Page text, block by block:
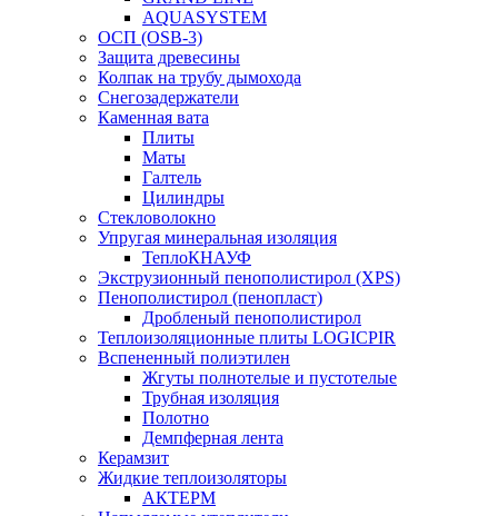
AQUASYSTEM
ОСП (OSB-3)
Защита древесины
Колпак на трубу дымохода
Снегозадержатели
Каменная вата
Плиты
Маты
Галтель
Цилиндры
Стекловолокно
Упругая минеральная изоляция
ТеплоКНАУФ
Экструзионный пенополистирол (XPS)
Пенополистирол (пенопласт)
Дробленый пенополистирол
Теплоизоляционные плиты LOGICPIR
Вспененный полиэтилен
Жгуты полнотелые и пустотелые
Трубная изоляция
Полотно
Демпферная лента
Керамзит
Жидкие теплоизоляторы
АКТЕРМ